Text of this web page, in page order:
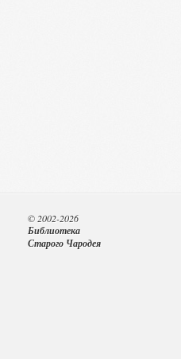
© 2002-2026
Библиотека
Старого Чародея